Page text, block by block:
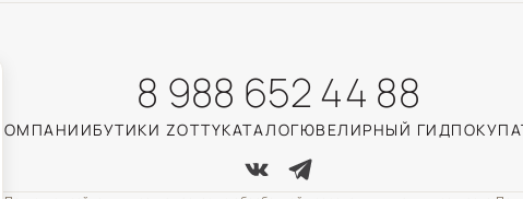
8 988 652 44 88
БУТИКИ ZOTTYКАТАЛОГЮВЕЛИРНЫЙ ГИД